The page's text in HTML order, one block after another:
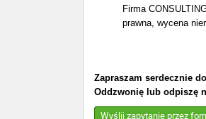
Firma
prawna, wycena
Zapraszam serdecznie do
Oddzwonię lub odpiszę
Wyślij zapytanie przez